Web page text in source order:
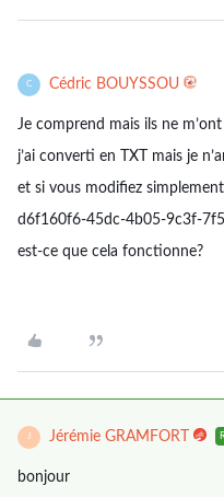
C Cédric BOUYSSOU
Je comprend mais ils ne
j’ai converti en TXT mais je
et si vous modifiez
d6f160f6-45dc-4b05-9c3f-
est-ce que cela fonctionne?
J Jérémie GRAMFORT
bonjour